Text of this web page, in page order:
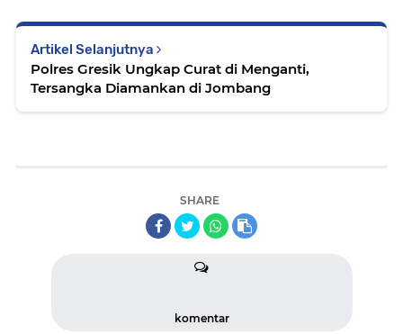
Artikel Selanjutnya
Polres Gresik Ungkap Curat di Menganti,
Tersangka Diamankan di Jombang
SHARE
komentar